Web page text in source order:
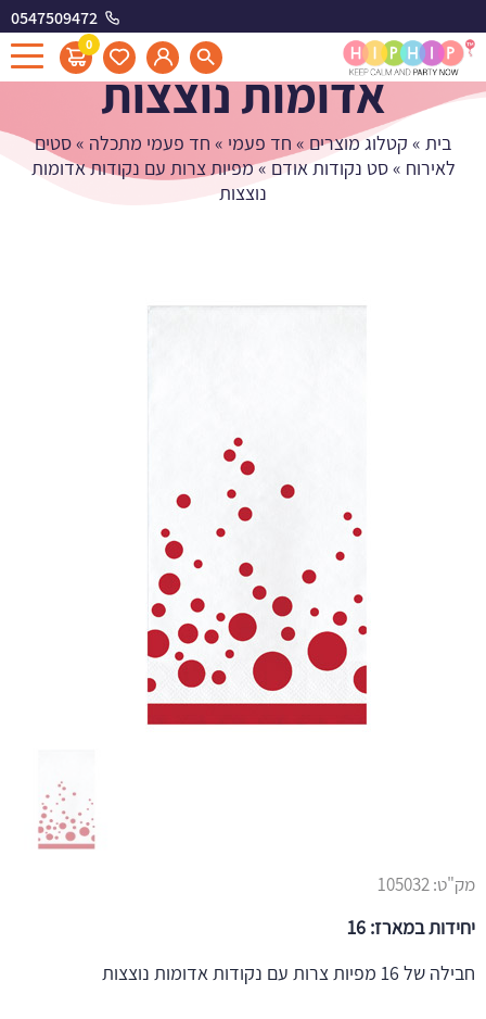
0547509472
0
מפיות צרות עם נקודות
אדומות נוצצות
בית » קטלוג מוצרים» חד פעמי » חד פעמי מתכלה »סטים
לאירוח »סט נקודות אודם»מפיות צרות עם נקודות אדומות
נוצצות
מק"ט:105032
יחידות במארז: 16
חבילה של 16 מפיות צרות עם נקודות אדומות נוצצות